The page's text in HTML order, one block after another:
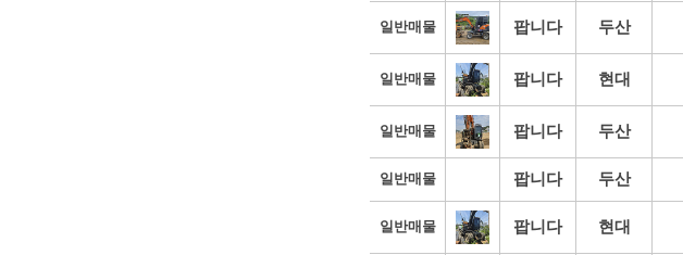
일반매물 팝니다 두산
일반매물 팝니다 현대
일반매물 팝니다 두산
일반매물 팝니다 두산
일반매물 팝니다 현대